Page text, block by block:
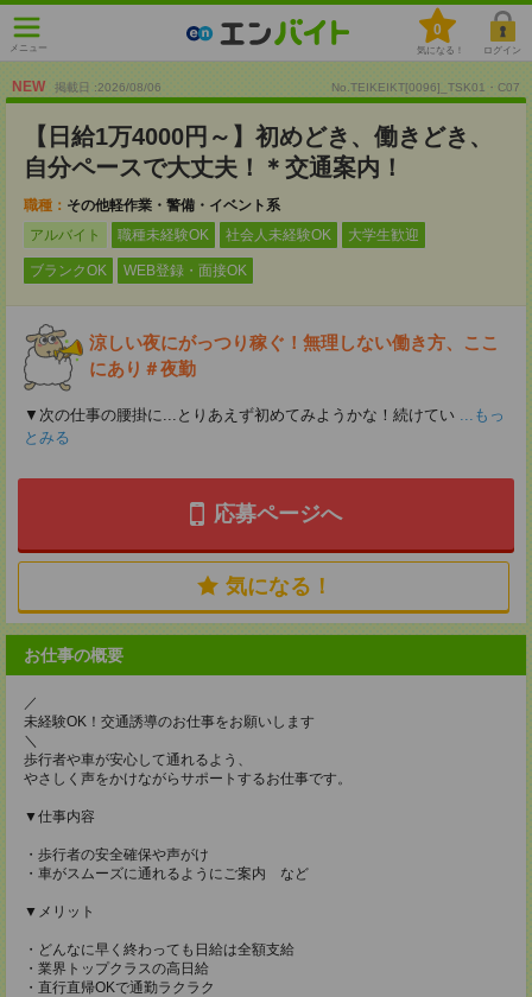
メニュー
0
気になる！ ログイン
NEW 掲載日 :2026/08/06 No.TEIKEIKT[0096]_TSK01・C07
【日給1万4000円～】初めどき、働きどき、
自分ペースで大丈夫！＊交通案内！
職種： その他軽作業・警備・イベント系
アルバイト
職種未経験OK 社会人未経験OK 大学生歓迎
ブランクOK WEB登録・面接OK
涼しい夜にがっつり稼ぐ！無理しない働き方、ここ
にあり＃夜勤
▼次の仕事の腰掛に...とりあえず初めてみようかな！続けてい ...もっ
とみる
応募ページへ
気になる！
お仕事の概要
／
未経験OK！交通誘導のお仕事をお願いします
＼
歩行者や車が安心して通れるよう、
やさしく声をかけながらサポートするお仕事です。
▼仕事内容
・歩行者の安全確保や声がけ
・車がスムーズに通れるようにご案内 など
▼メリット
・どんなに早く終わっても日給は全額支給
・業界トップクラスの高日給
・直行直帰OKで通勤ラクラク